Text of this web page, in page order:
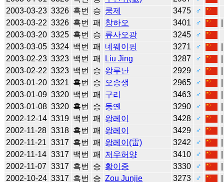
2003-03-23 3326 흑번 승 쿵제 3475
♂
2003-03-22 3326 흑번 패 창하오 3401 ♂
2003-03-20 3325 흑번 승 류사오광 3245
♂
2003-03-05 3324 백번 패 녜웨이핑 3271 ♂
2003-02-23 3323 백번 패 Liu Jing 3287 ♂
2003-02-22 3323 백번 승 왕루난 2929 ♂
2003-01-20 3321 흑번 승 오송생 2965 ♂
2003-01-09 3320 백번 패 구리 3463 ♂
2003-01-08 3320 흑번 승 둥옌 3290 ♂
2002-12-14 3319 백번 패 왕레이 3428 ♂
2002-11-28 3318 흑번 패 왕레이 3429 ♂
2002-11-21 3317 흑번 패 왕레이(雷) 3242 ♂
2002-11-14 3317 백번 패 저우허양 3410 ♂
2002-11-07 3317 흑번 승 황이중 3330 ♂
2002-10-24 3317 흑번 승 Zou Junjie 3273 ♂